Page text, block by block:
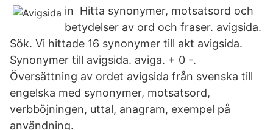
in Hitta synonymer, motsatsord och
betydelser av ord och fraser. avigsida.
Sök. Vi hittade 16 synonymer till akt avigsida.
Synonymer till avigsida. aviga. + 0 -.
Översättning av ordet avigsida från svenska till
engelska med synonymer, motsatsord,
verbböjningen, uttal, anagram, exempel på
användning.